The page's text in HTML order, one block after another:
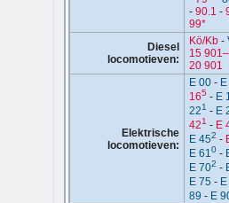
- 90.1 -
99*
Diesel
locomotieven:
Kö/Kb-
15
20 901
Elektrische
locomotieven:
E 00-
165 - E
221 - E
421 - E
E 452 -
E 61 0-
E 702 -
E 75 -
89 - E